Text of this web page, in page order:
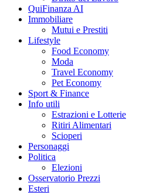
QuiFinanza AI
Immobiliare
Mutui e Prestiti
Lifestyle
Food Economy
Moda
Travel Economy
Pet Economy
Sport & Finance
Info utili
Estrazioni e Lotterie
Ritiri Alimentari
Scioperi
Personaggi
Politica
Elezioni
Osservatorio Prezzi
Esteri